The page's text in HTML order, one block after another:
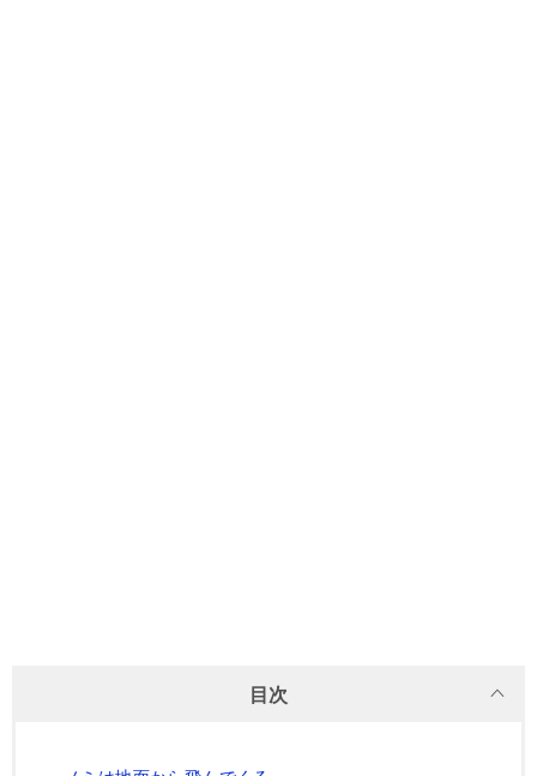
目次